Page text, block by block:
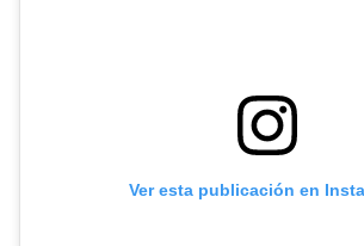
Ver esta publicación en